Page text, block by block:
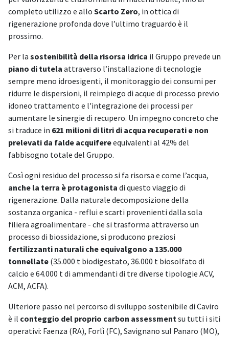
completo utilizzo e allo Scarto Zero, in ottica di
rigenerazione profonda dove l’ultimo traguardo è il
prossimo.
Per la sostenibilità della risorsa idrica il Gruppo prevede un
piano di tutela attraverso l’installazione di tecnologie
sempre meno idroesigenti, il monitoraggio dei consumi per
ridurre le dispersioni, il reimpiego di acque di processo previo
idoneo trattamento e l'integrazione dei processi per
aumentare le sinergie di recupero. Un impegno concreto che
si traduce in 621 milioni di litri di acqua recuperati e non
prelevati da falde acquifereequivalenti al 42% del
fabbisogno totale del Gruppo.
Così ogni residuo del processo si fa risorsa e come l’acqua,
anche la terra è protagonista di questo viaggio di
rigenerazione. Dalla naturale decomposizione della
sostanza organica - reflui e scarti provenienti dalla sola
filiera agroalimentare - che si trasforma attraverso un
processo di biossidazione, si producono preziosi
fertilizzanti naturali che equivalgono a 135.000
tonnellate (35.000 t biodigestato, 36.000 t biosolfato di
calcio e 64.000 t di ammendanti di tre diverse tipologie ACV,
ACM, ACFA).
Ulteriore passo nel percorso di sviluppo sostenibile di Caviro
è il conteggio del proprio carbon assessmentsu tutti i siti
operativi: Faenza (RA), Forlì (FC), Savignano sul Panaro (MO),